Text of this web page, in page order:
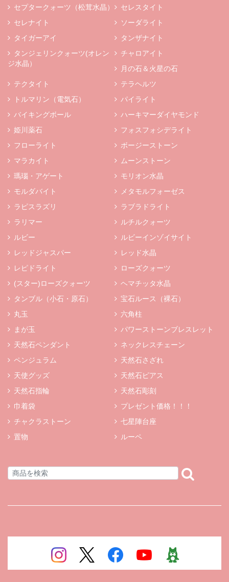
セプタークォーツ（松茸水晶）
セレスタイト
セレナイト
ソーダライト
タイガーアイ
タンザナイト
タンジェリンクォーツ(オレン
ジ水晶）
チャロアイト
月の石＆火星の石
テクタイト
テラヘルツ
トルマリン（電気石）
パイライト
バイキングボール
ハーキマーダイヤモンド
姫川薬石
フォスフォシデライト
フローライト
ボージーストーン
マラカイト
ムーンストーン
瑪瑙・アゲート
モリオン水晶
モルダバイト
メタモルフォーゼス
ラピスラズリ
ラブラドライト
ラリマー
ルチルクォーツ
ルビー
ルビーインゾイサイト
レッドジャスパー
レッド水晶
レピドライト
ローズクォーツ
(スター)ローズクォーツ
ヘマチッタ水晶
タンブル（小石・原石）
宝石ルース（裸石）
丸玉
六角柱
まが玉
パワーストーンブレスレット
天然石ペンダント
ネックレスチェーン
ペンジュラム
天然石さざれ
天使グッズ
天然石ピアス
天然石指輪
天然石彫刻
巾着袋
プレゼント価格！！！
チャクラストーン
七星陣台座
置物
ルーペ